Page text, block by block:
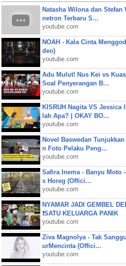
Natasha Wilona dan
netron Terbaru S...
youtube.com
NOAH - Kala Cinta
deo)
youtube.com
Adu Mulut! Nus Kei vs
Soal Penyerangan B...
youtube.com
KISRUH Nagita VS Jessica
lah Apa? | OKAY BO...
youtube.com
Novel Baswedan
n Foto Pelaku Peng...
youtube.com
Safira Inema - Banyu Moto
s Horeg (Offici...
youtube.com
NYAMAR JADI GEMBEL
❗SATU KELUARGA PANIK
youtube.com
Ziva Magnolya - Tak
urMencinta (Offici...
youtube.com